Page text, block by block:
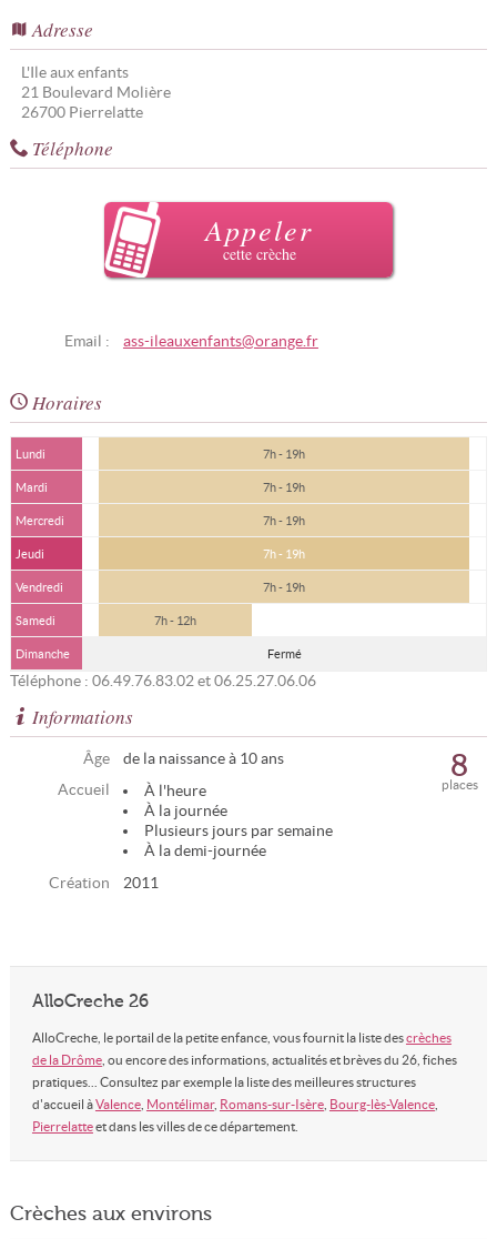
Adresse
L'Ile aux enfants
21 Boulevard Molière
26700 Pierrelatte
Téléphone
Appeler
cette crèche
Email : ass-ileauxenfants@orange.fr
Horaires
Lundi 7h - 19h
Mardi 7h - 19h
Mercredi 7h - 19h
Jeudi 7h - 19h
Vendredi 7h - 19h
Samedi 7h - 12h
Dimanche Fermé
Téléphone : 06.49.76.83.02 et 06.25.27.06.06
Informations
Âge
de la naissance à 10 ans
Accueil
À l'heure
À la journée
Plusieurs jours par semaine
À la demi-journée
Création
2011
places
8
AlloCreche 26
AlloCreche, le portail de la petite enfance, vous fournit la liste descrèches
de la Drôme, ou encore des informations, actualités et brèves du 26, fiches
pratiques... Consultez par exemple la liste des meilleures structures
d'accueil àValence, Montélimar, Romans-sur-Isère, Bourg-lès-Valence,
Pierrelatteet dans les villes de ce département.
Crèches aux environs